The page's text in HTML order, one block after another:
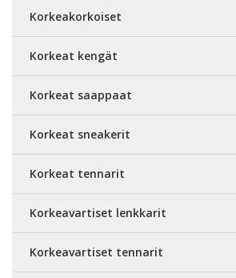
Korkeakorkoiset
Korkeat kengät
Korkeat saappaat
Korkeat sneakerit
Korkeat tennarit
Korkeavartiset lenkkarit
Korkeavartiset tennarit